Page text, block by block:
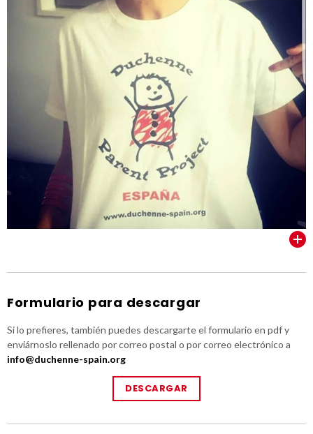
Formulario para descargar
Si lo prefieres, también puedes descargarte el formulario en pdf y
enviárnoslo rellenado por correo postal o por correo electrónico a
info@duchenne-spain.org
DESCARGAR